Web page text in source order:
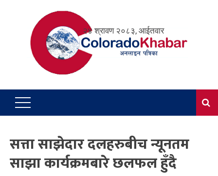
२४ श्रावण २०८३, आईतवार
सत्ता साझेदार दलहरुबीच न्यूनतम
साझा कार्यक्रमबारे छलफल हुँदै